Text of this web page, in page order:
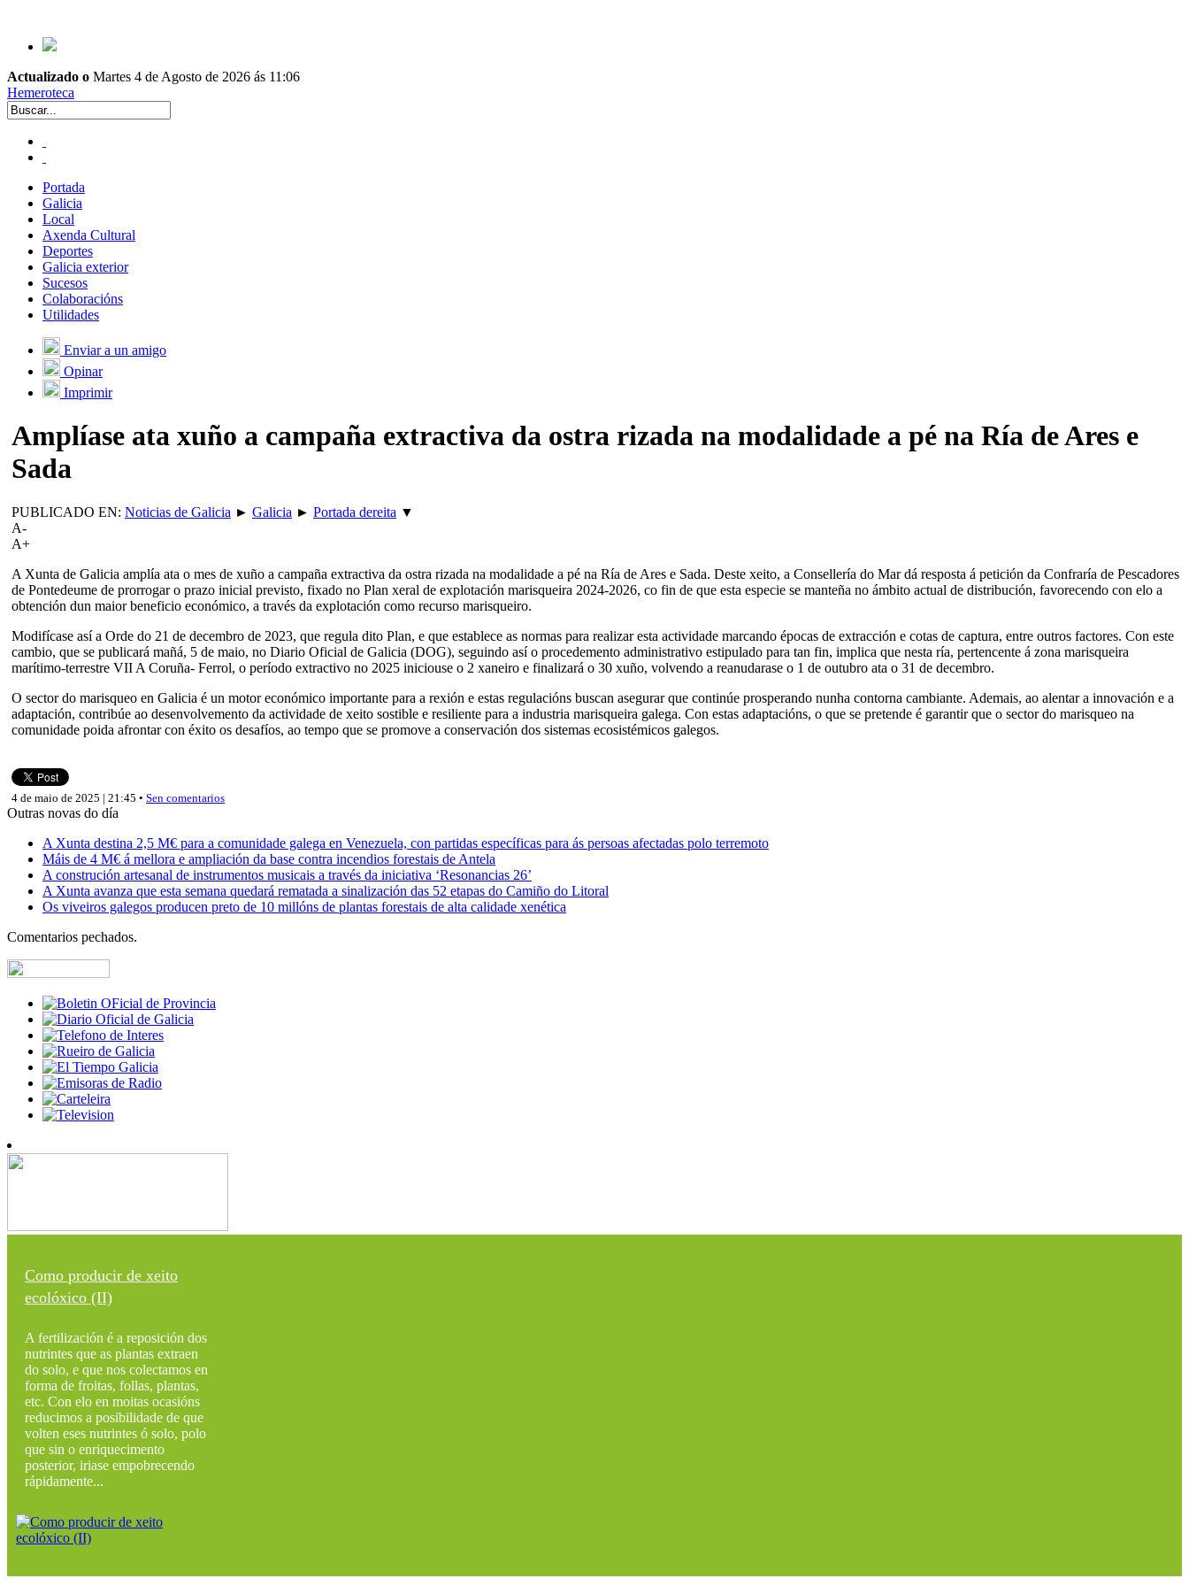
Actualizado o Martes 4 de Agosto de 2026 ás 11:06
Hemeroteca
Portada
Galicia
Local
Axenda Cultural
Deportes
Galicia exterior
Sucesos
Colaboracións
Utilidades
Enviar a un amigo
Opinar
Imprimir
Amplíase ata xuño a campaña extractiva da ostra rizada na modalidade a pé na Ría de Ares e
Sada
PUBLICADO EN: Noticias de Galicia ► Galicia ► Portada dereita ▼
A-
A+
A Xunta de Galicia amplía ata o mes de xuño a campaña extractiva da ostra rizada na modalidade a pé na Ría de Ares e Sada. Deste xeito, a Consellería do Mar dá resposta á petición da Confraría de Pescadores
de Pontedeume de prorrogar o prazo inicial previsto, fixado no Plan xeral de explotación marisqueira 2024-2026, co fin de que esta especie se manteña no ámbito actual de distribución, favorecendo con elo a
obtención dun maior beneficio económico, a través da explotación como recurso marisqueiro.
Modifícase así a Orde do 21 de decembro de 2023, que regula dito Plan, e que establece as normas para realizar esta actividade marcando épocas de extracción e cotas de captura, entre outros factores. Con este
cambio, que se publicará mañá, 5 de maio, no Diario Oficial de Galicia (DOG), seguindo así o procedemento administrativo estipulado para tan fin, implica que nesta ría, pertencente á zona marisqueira
marítimo-terrestre VII A Coruña- Ferrol, o período extractivo no 2025 iniciouse o 2 xaneiro e finalizará o 30 xuño, volvendo a reanudarase o 1 de outubro ata o 31 de decembro.
O sector do marisqueo en Galicia é un motor económico importante para a rexión e estas regulacións buscan asegurar que continúe prosperando nunha contorna cambiante. Ademais, ao alentar a innovación e a
adaptación, contribúe ao desenvolvemento da actividade de xeito sostible e resiliente para a industria marisqueira galega. Con estas adaptacións, o que se pretende é garantir que o sector do marisqueo na
comunidade poida afrontar con éxito os desafíos, ao tempo que se promove a conservación dos sistemas ecosistémicos galegos.
4 de maio de 2025 | 21:45 • Sen comentarios
Outras novas do día
A Xunta destina 2,5 M€ para a comunidade galega en Venezuela, con partidas específicas para ás persoas afectadas polo terremoto
Máis de 4 M€ á mellora e ampliación da base contra incendios forestais de Antela
A construción artesanal de instrumentos musicais a través da iniciativa ‘Resonancias 26’
A Xunta avanza que esta semana quedará rematada a sinalización das 52 etapas do Camiño do Litoral
Os viveiros galegos producen preto de 10 millóns de plantas forestais de alta calidade xenética
Comentarios pechados.
Como producir de xeito
ecolóxico (II)
A fertilización é a reposición dos
nutrintes que as plantas extraen
do solo, e que nos colectamos en
forma de froitas, follas, plantas,
etc. Con elo en moitas ocasións
reducimos a posibilidade de que
volten eses nutrintes ó solo, polo
que sin o enriquecimento
posterior, iriase empobrecendo
rápidamente...